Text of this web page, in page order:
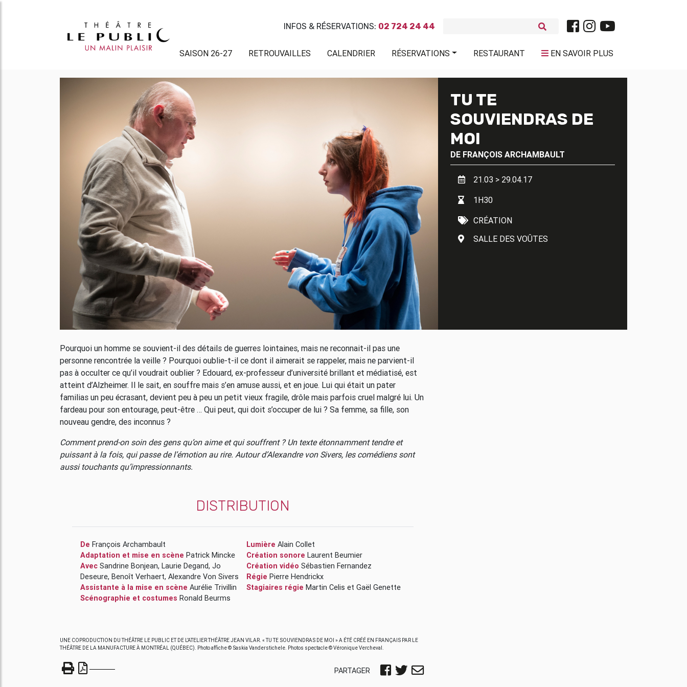
INFOS & RÉSERVATIONS: 02 724 24 44
SAISON 26-27 RETROUVAILLES CALENDRIER RÉSERVATIONS RESTAURANT EN SAVOIR PLUS
TU TE
SOUVIENDRAS DE
MOI
DE FRANÇOIS ARCHAMBAULT
21.03 > 29.04.17
1H30
CRÉATION
SALLE DES VOÛTES
Pourquoi un homme se souvient-il des détails de guerres lointaines, mais ne reconnait-il pas une
personne rencontrée la veille ? Pourquoi oublie-t-il ce dont il aimerait se rappeler, mais ne parvient-il
pas à occulter ce qu’il voudrait oublier ? Edouard, ex-professeur d’université brillant et médiatisé, est
atteint d’Alzheimer. Il le sait, en souffre mais s’en amuse aussi, et en joue. Lui qui était un pater
familias un peu écrasant, devient peu à peu un petit vieux fragile, drôle mais parfois cruel malgré lui. Un
fardeau pour son entourage, peut-être … Qui peut, qui doit s’occuper de lui ? Sa femme, sa fille, son
nouveau gendre, des inconnus ?
Comment prend-on soin des gens qu’on aime et qui souffrent ? Un texte étonnamment tendre et
puissant à la fois, qui passe de l’émotion au rire. Autour d’Alexandre von Sivers, les comédiens sont
aussi touchants qu’impressionnants.
DISTRIBUTION
De François Archambault
Adaptation et mise en scène Patrick Mincke
Avec Sandrine Bonjean, Laurie Degand, Jo
Deseure, Benoît Verhaert,
Alexandre Von Sivers
Assistante à la mise en scène
Aurélie Trivillin
Scénographie et costumes Ronald Beurms
Lumière Alain Collet
Création sonore Laurent Beumier
Création vidéo Sébastien Fernandez
Régie Pierre Hendrickx
Stagiaires régie Martin Celis et Gaël Genette
UNE COPRODUCTION DU THÉÂTRE LE PUBLIC ET DE L’ATELIER THÉÂTRE JEAN VILAR. « TU TE SOUVIENDRAS DE MOI » A ÉTÉ CRÉÉ EN FRANÇAIS PAR LE
THÉÂTRE DE LA MANUFACTURE À MONTRÉAL (QUÉBEC). Photo affiche © Saskia Vanderstichele. Photos spectacle © Véronique Vercheval.
PARTAGER